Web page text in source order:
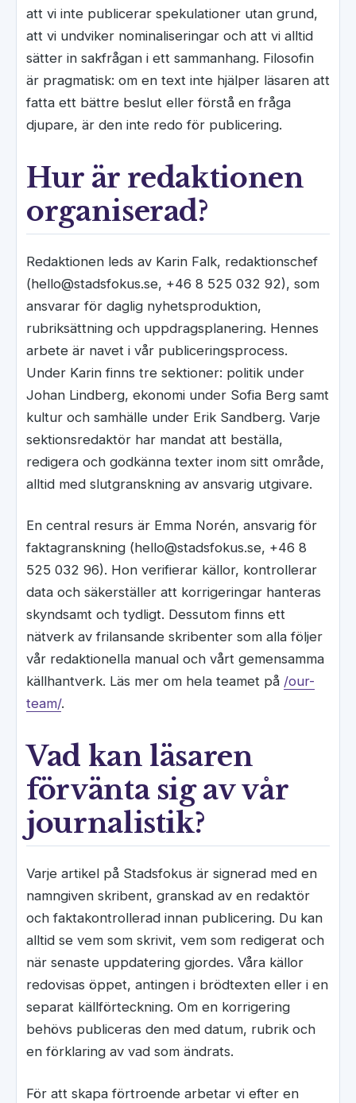
att vi inte publicerar spekulationer utan grund,
att vi undviker nominaliseringar och att vi alltid
sätter in sakfrågan i ett sammanhang. Filosofin
är pragmatisk: om en text inte hjälper läsaren att
fatta ett bättre beslut eller förstå en fråga
djupare, är den inte redo för publicering.
Hur är redaktionen
organiserad?
Redaktionen leds av Karin Falk, redaktionschef
(hello@stadsfokus.se, +46 8 525 032 92), som
ansvarar för daglig nyhetsproduktion,
rubriksättning och uppdragsplanering. Hennes
arbete är navet i vår publiceringsprocess.
Under Karin finns tre sektioner: politik under
Johan Lindberg, ekonomi under Sofia Berg samt
kultur och samhälle under Erik Sandberg. Varje
sektionsredaktör har mandat att beställa,
redigera och godkänna texter inom sitt område,
alltid med slutgranskning av ansvarig utgivare.
En central resurs är Emma Norén, ansvarig för
faktagranskning (hello@stadsfokus.se, +46 8
525 032 96). Hon verifierar källor, kontrollerar
data och säkerställer att korrigeringar hanteras
skyndsamt och tydligt. Dessutom finns ett
nätverk av frilansande skribenter som alla följer
vår redaktionella manual och vårt gemensamma
källhantverk. Läs mer om hela teamet på /our-
team/.
Vad kan läsaren
förvänta sig av vår
journalistik?
Varje artikel på Stadsfokus är signerad med en
namngiven skribent, granskad av en redaktör
och faktakontrollerad innan publicering. Du kan
alltid se vem som skrivit, vem som redigerat och
när senaste uppdatering gjordes. Våra källor
redovisas öppet, antingen i brödtexten eller i en
separat källförteckning. Om en korrigering
behövs publiceras den med datum, rubrik och
en förklaring av vad som ändrats.
För att skapa förtroende arbetar vi efter en